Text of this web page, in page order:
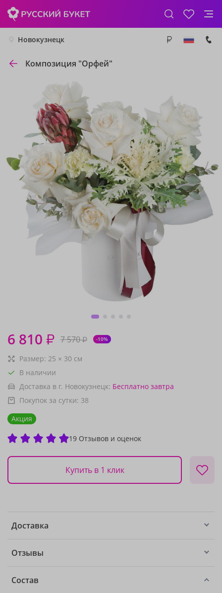
Новокузнецк
Композиция "Орфей"
6 810 ₽ 7 570₽ -10%
Размер: 25 × 30 см
В наличии
Доставка в г. Новокузнецк: Бесплатно завтра
Покупок за сутки: 38
Акция
19 Отзывов и оценок
Купить в 1 клик
Доставка
Отзывы
Состав